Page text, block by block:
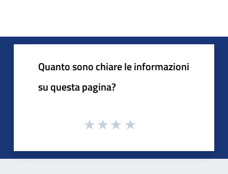
Quanto sono chiare le informazioni
su questa pagina?